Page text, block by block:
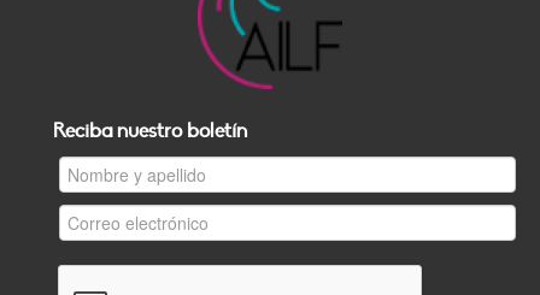
Reciba nuestro boletín